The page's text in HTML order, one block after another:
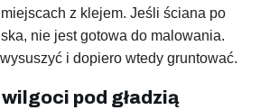
z klejem. Jeśli ściana po
nie jest gotowa do malowania.
i dopiero wtedy gruntować.
pod gładzią